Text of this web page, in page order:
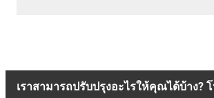
เราสามารถปรับปรุงอะไรให้คุณได้บ้าง?